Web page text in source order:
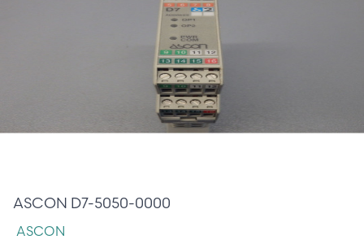
ASCON D7-5050-0000
ASCON